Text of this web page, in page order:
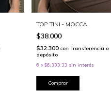
TOP TINI - MOCCA
$38.000
$32.300 con Transferencia o
depósito
6 x $6.333,33 sin interés
Comprar